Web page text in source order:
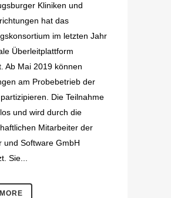
Kliniken und
hat das
im letzten Jahr
Überleitplattform
Ab Mai 2019 können
am Probebetrieb der
Die Teilnahme
und wird durch die
Mitarbeiter der
und Software GmbH
Sie...